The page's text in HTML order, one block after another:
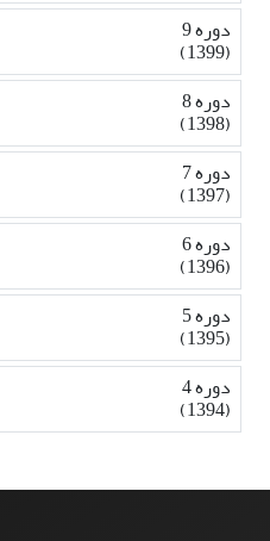
دوره 9
(1399)
دوره 8
(1398)
دوره 7
(1397)
دوره 6
(1396)
دوره 5
(1395)
دوره 4
(1394)